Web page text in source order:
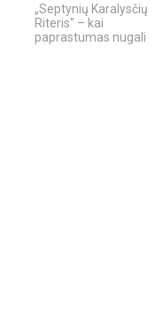
„Septynių Karalysčių
Riteris" – kai
paprastumas nugali